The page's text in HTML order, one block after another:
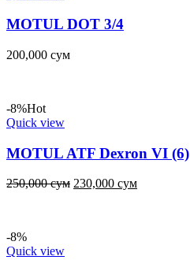
MOTUL DOT 3/4
200,000 сум
-8%Hot
Quick view
MOTUL ATF Dexron VI (6)
250,000сум 230,000 сум
-8%
Quick view